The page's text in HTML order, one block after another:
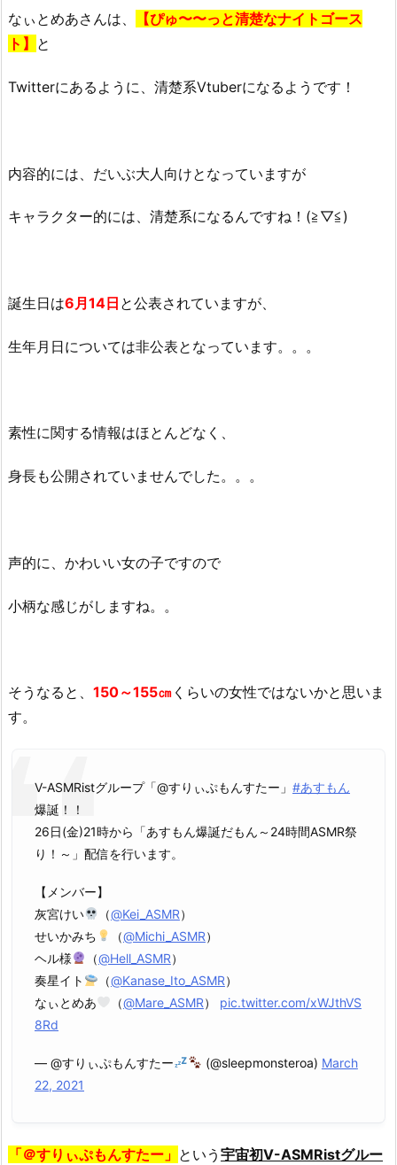
と
め
の
(前
の
は？
な
あ
中
(前
は
み
人
な
の
か？
4.
ま
と
め
関
連
なぃとめあさんは、
【ぴゅ〜〜っと清楚なナイトゴース
ト】 と
Twitterにあるように、清楚系Vtuberになるようです！
内容的には、だいぶ大人向けとなっていますが
キャラクター的には、清楚系になるんですね！(≧▽≦)
誕生日は6月14日 と公表されていますが、
生年月日については非公表となっています。。。
素性に関する情報はほとんどなく、
身長も公開されていませんでした。。。
声的に、かわいい女の子ですので
小柄な感じがしますね。。
そうなると、 150～155㎝ くらいの女性ではないかと思いま
す。
V-ASMRistグループ「@すりぃぷもんすたー」 #あすもん
爆誕！！
26日(金)21時から「あすもん爆誕だもん～24時間ASMR祭
り！～」配信を行います。
【メンバー】
灰宮けい
（@Kei_ASMR）
せいかみち
（@Michi_ASMR）
ヘル様
（@Hell_ASMR）
奏星イト
（@Kanase_Ito_ASMR）
なぃとめあ
（@Mare_ASMR） pic.twitter.com/xWJthVS
8Rd
— @すりぃぷもんすたー (@sleepmonsteroa) March
22, 2021
「＠すりぃぷもんすたー」 という 宇宙初V-ASMRistグルー